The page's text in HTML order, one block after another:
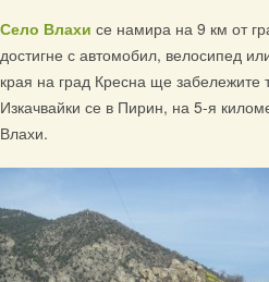
Село Влахи се намира на 9 км от
достигне с автомобил, велосипед
края на град Кресна ще забележите
Изкачвайки се в Пирин, на 5-я
Влахи.